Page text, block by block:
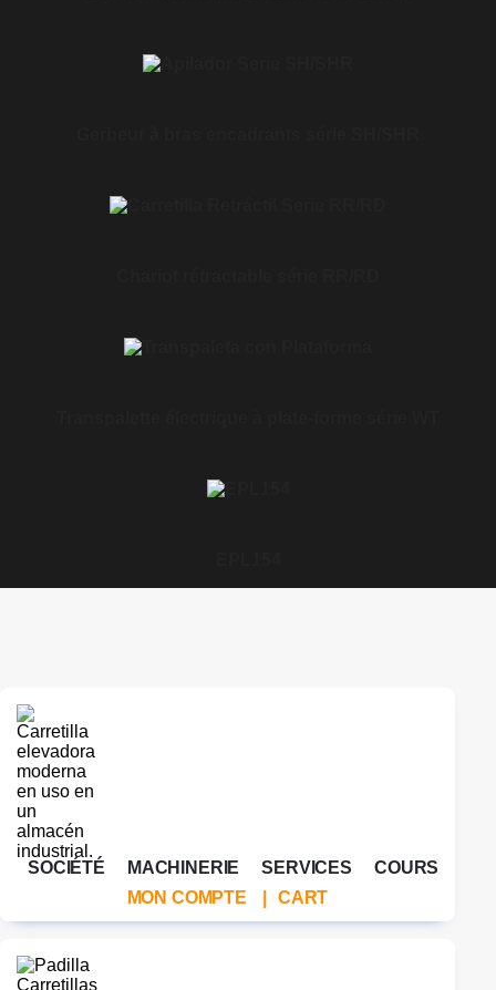
SOCIÉTÉ MACHINERIE SERVICES
COURS
MON COMPTE
CART